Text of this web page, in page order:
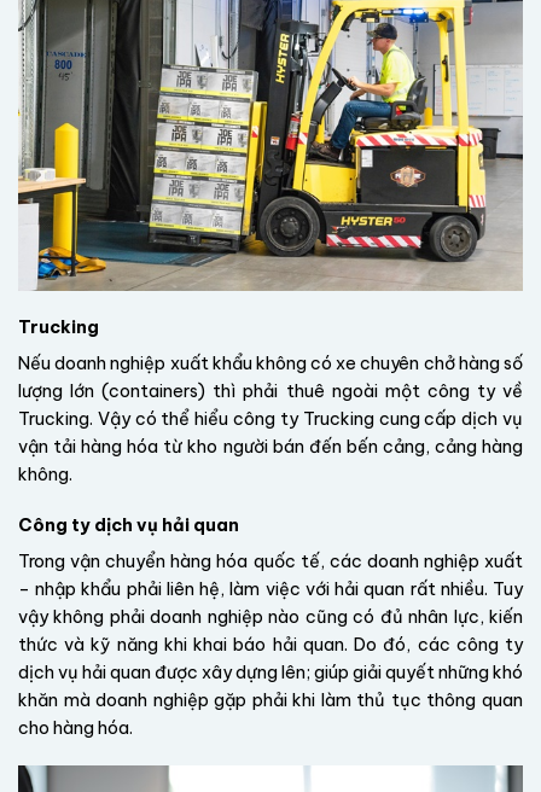
Trucking
Nếu doanh nghiệp xuất khẩu không có xe chuyên chở hàng số
lượng lớn (containers) thì phải thuê ngoài một công ty về
Trucking. Vậy có thể hiểu công ty Trucking cung cấp dịch vụ
vận tải hàng hóa từ kho người bán đến bến cảng, cảng hàng
không.
Công ty dịch vụ hải quan
Trong vận chuyển hàng hóa quốc tế, các doanh nghiệp xuất
– nhập khẩu phải liên hệ, làm việc với hải quan rất nhiều. Tuy
vậy không phải doanh nghiệp nào cũng có đủ nhân lực, kiến
thức và kỹ năng khi khai báo hải quan. Do đó, các công ty
dịch vụ hải quan được xây dựng lên; giúp giải quyết những khó
khăn mà doanh nghiệp gặp phải khi làm thủ tục thông quan
cho hàng hóa.